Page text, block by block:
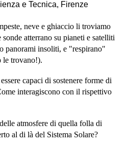
e Tecnica, Firenze
neve e ghiaccio li troviamo
atterrano su pianeti e satelliti
panorami insoliti, e "respirano"
le trovano!).
capaci di sostenere forme di
interagiscono con il rispettivo
atmosfere di quella folla di
al di là del Sistema Solare?